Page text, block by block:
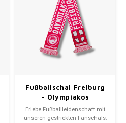
Fußballschal Freiburg
- Olympiakos
Erlebe Fußballleidenschaft mit
unseren gestrickten Fanschals.